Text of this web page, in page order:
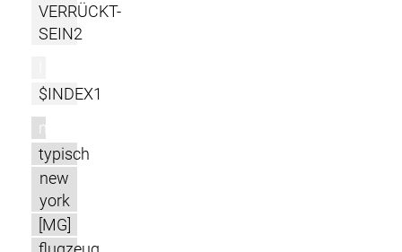
VERRÜCKT-
SEIN2
$INDEX1
m
typisch
new
york
[MG]